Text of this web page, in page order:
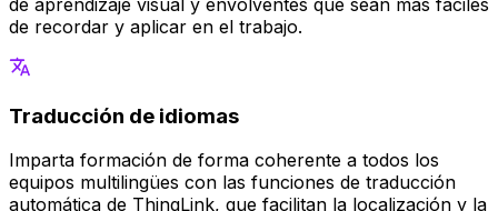
de recordar y aplicar en el trabajo.
Traducción de idiomas
Imparta formación de forma coherente a todos los
equipos multilingües con las funciones de traducción
automática de ThingLink, que facilitan la localización y la